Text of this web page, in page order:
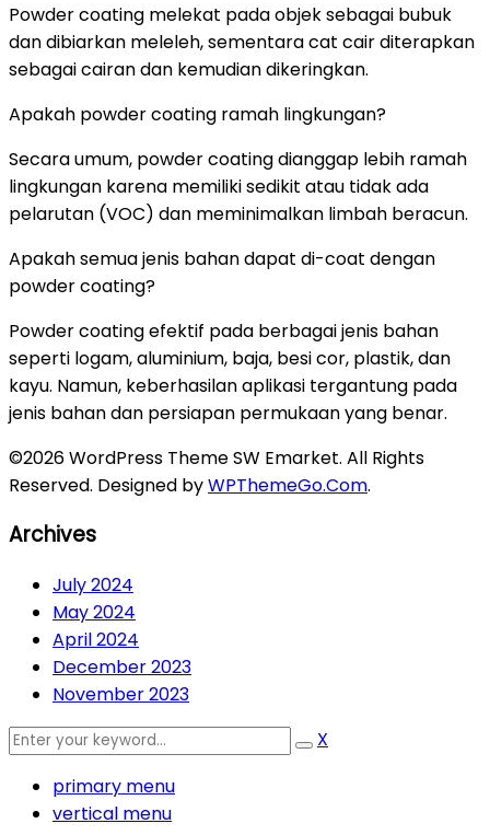
Powder coating melekat pada objek sebagai bubuk
dan dibiarkan meleleh, sementara cat cair diterapkan
sebagai cairan dan kemudian dikeringkan.
Apakah powder coating ramah lingkungan?
Secara umum, powder coating dianggap lebih ramah
lingkungan karena memiliki sedikit atau tidak ada
pelarutan (VOC) dan meminimalkan limbah beracun.
Apakah semua jenis bahan dapat di-coat dengan
powder coating?
Powder coating efektif pada berbagai jenis bahan
seperti logam, aluminium, baja, besi cor, plastik, dan
kayu. Namun, keberhasilan aplikasi tergantung pada
jenis bahan dan persiapan permukaan yang benar.
©2026 WordPress Theme SW Emarket. All Rights
Reserved. Designed byWPThemeGo.Com.
Archives
July 2024
May 2024
April 2024
December 2023
November 2023
X
primary menu
vertical menu